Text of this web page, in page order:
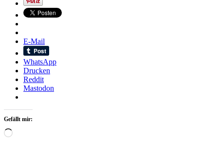
E-Mail
WhatsApp
Drucken
Reddit
Mastodon
Gefällt mir:
Wird